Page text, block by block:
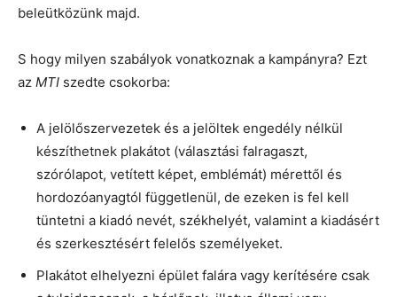
beleütközünk majd.
S hogy milyen szabályok vonatkoznak a kampányra? Ezt
az MTI szedte csokorba:
A jelölőszervezetek és a jelöltek engedély nélkül
készíthetnek plakátot (választási falragaszt,
szórólapot, vetített képet, emblémát) mérettől és
hordozóanyagtól függetlenül, de ezeken is fel kell
tüntetni a kiadó nevét, székhelyét, valamint a kiadásért
és szerkesztésért felelős személyeket.
Plakátot elhelyezni épület falára vagy kerítésére csak